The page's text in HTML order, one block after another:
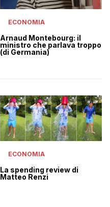
ECONOMIA
Arnaud Montebourg: il
ministro che parlava troppo
(di Germania)
ECONOMIA
La spending review di
Matteo Renzi